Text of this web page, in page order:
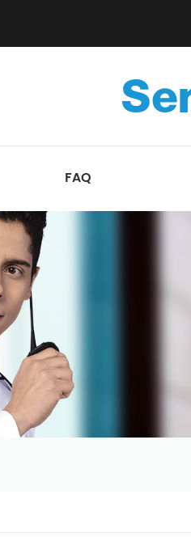
FAQ